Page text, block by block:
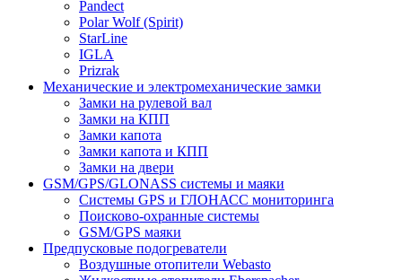
Pandect
Polar Wolf (Spirit)
StarLine
IGLA
Prizrak
Механические и электромеханические замки
Замки на рулевой вал
Замки на КПП
Замки капота
Замки капота и КПП
Замки на двери
GSM/GPS/GLONASS системы и маяки
Системы GPS и ГЛОНАСС мониторинга
Поисково-охранные системы
GSM/GPS маяки
Предпусковые подогреватели
Воздушные отопители Webasto